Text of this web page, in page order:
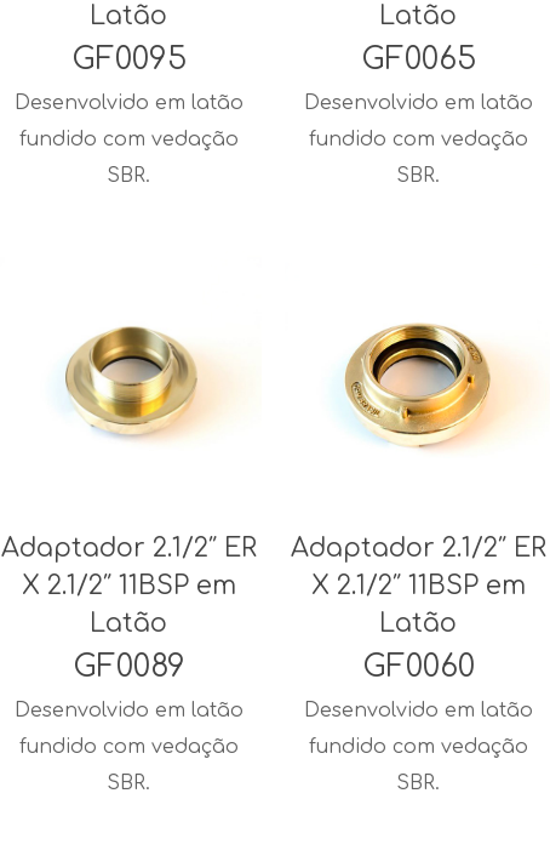
Latão
GF0095
Desenvolvido em latão
fundido com vedação
SBR.
Latão
GF0065
Desenvolvido em latão
fundido com vedação
SBR.
Adaptador 2.1/2″ ER
X 2.1/2″ 11BSP em
Latão
GF0089
Desenvolvido em latão
fundido com vedação
SBR.
Adaptador 2.1/2″ ER
X 2.1/2″ 11BSP em
Latão
GF0060
Desenvolvido em latão
fundido com vedação
SBR.